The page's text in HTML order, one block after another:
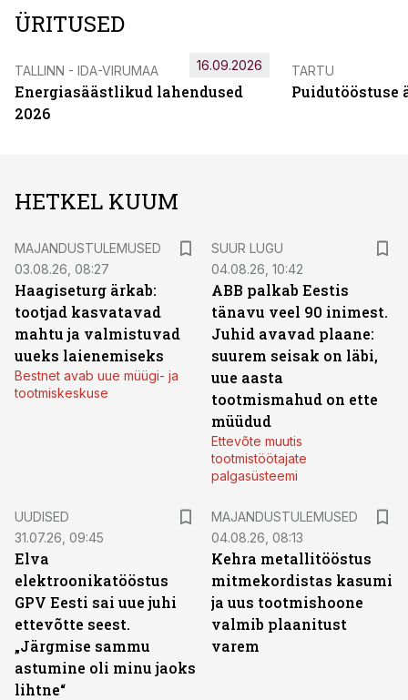
ÜRITUSED
TALLINN - IDA-VIRUMAA
Energiasäästlikud lahendused
2026
16.09.2026 TARTU
Puidutööstuse
HETKEL KUUM
MAJANDUSTULEMUSED
03.08.26, 08:27
Haagiseturg ärkab:
tootjad kasvatavad
mahtu ja valmistuvad
uueks laienemiseks
Bestnet avab uue müügi- ja
tootmiskeskuse
SUUR LUGU
04.08.26, 10:42
ABB palkab Eestis
tänavu veel 90 inimest.
Juhid avavad plaane:
suurem seisak on läbi,
uue aasta
tootmismahud on ette
müüdud
Ettevõte muutis
tootmistöötajate
palgasüsteemi
UUDISED
31.07.26, 09:45
Elva
elektroonikatööstus
GPV Eesti sai uue juhi
ettevõtte seest.
„Järgmise sammu
astumine oli minu jaoks
lihtne“
MAJANDUSTULEMUSED
04.08.26, 08:13
Kehra metallitööstus
mitmekordistas kasumi
ja uus tootmishoone
valmib plaanitust
varem